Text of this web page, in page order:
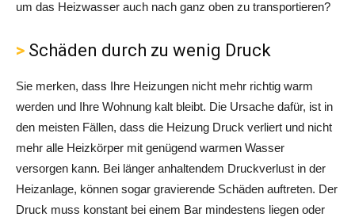
um das Heizwasser auch nach ganz oben zu transportieren?
Schäden durch zu wenig Druck
Sie merken, dass Ihre Heizungen nicht mehr richtig warm
werden und Ihre Wohnung kalt bleibt. Die Ursache dafür, ist in
den meisten Fällen, dass die Heizung Druck verliert und nicht
mehr alle Heizkörper mit genügend warmen Wasser
versorgen kann. Bei länger anhaltendem Druckverlust in der
Heizanlage, können sogar gravierende Schäden auftreten. Der
Druck muss konstant bei einem Bar mindestens liegen oder